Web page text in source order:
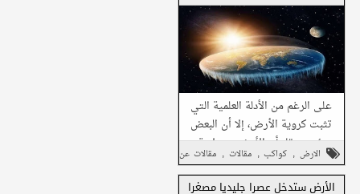
على الرغم من الأدلة العلمية التي
تثبت كروية الأرض، إلا أن البعض
يؤمن حقا بأن الأرض مسطحة.
صورة تعبيرية
الارض , كواكب , مقالات , مقالات عن
الفضاء
الأرض ستدخل عصرا جليديا مصغرا